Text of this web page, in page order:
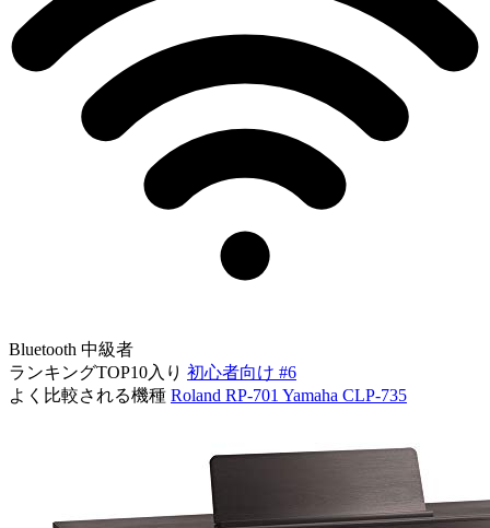
Bluetooth 中級者
ランキングTOP10入り 初心者向け #6
よく比較される機種 Roland RP-701 Yamaha CLP-735